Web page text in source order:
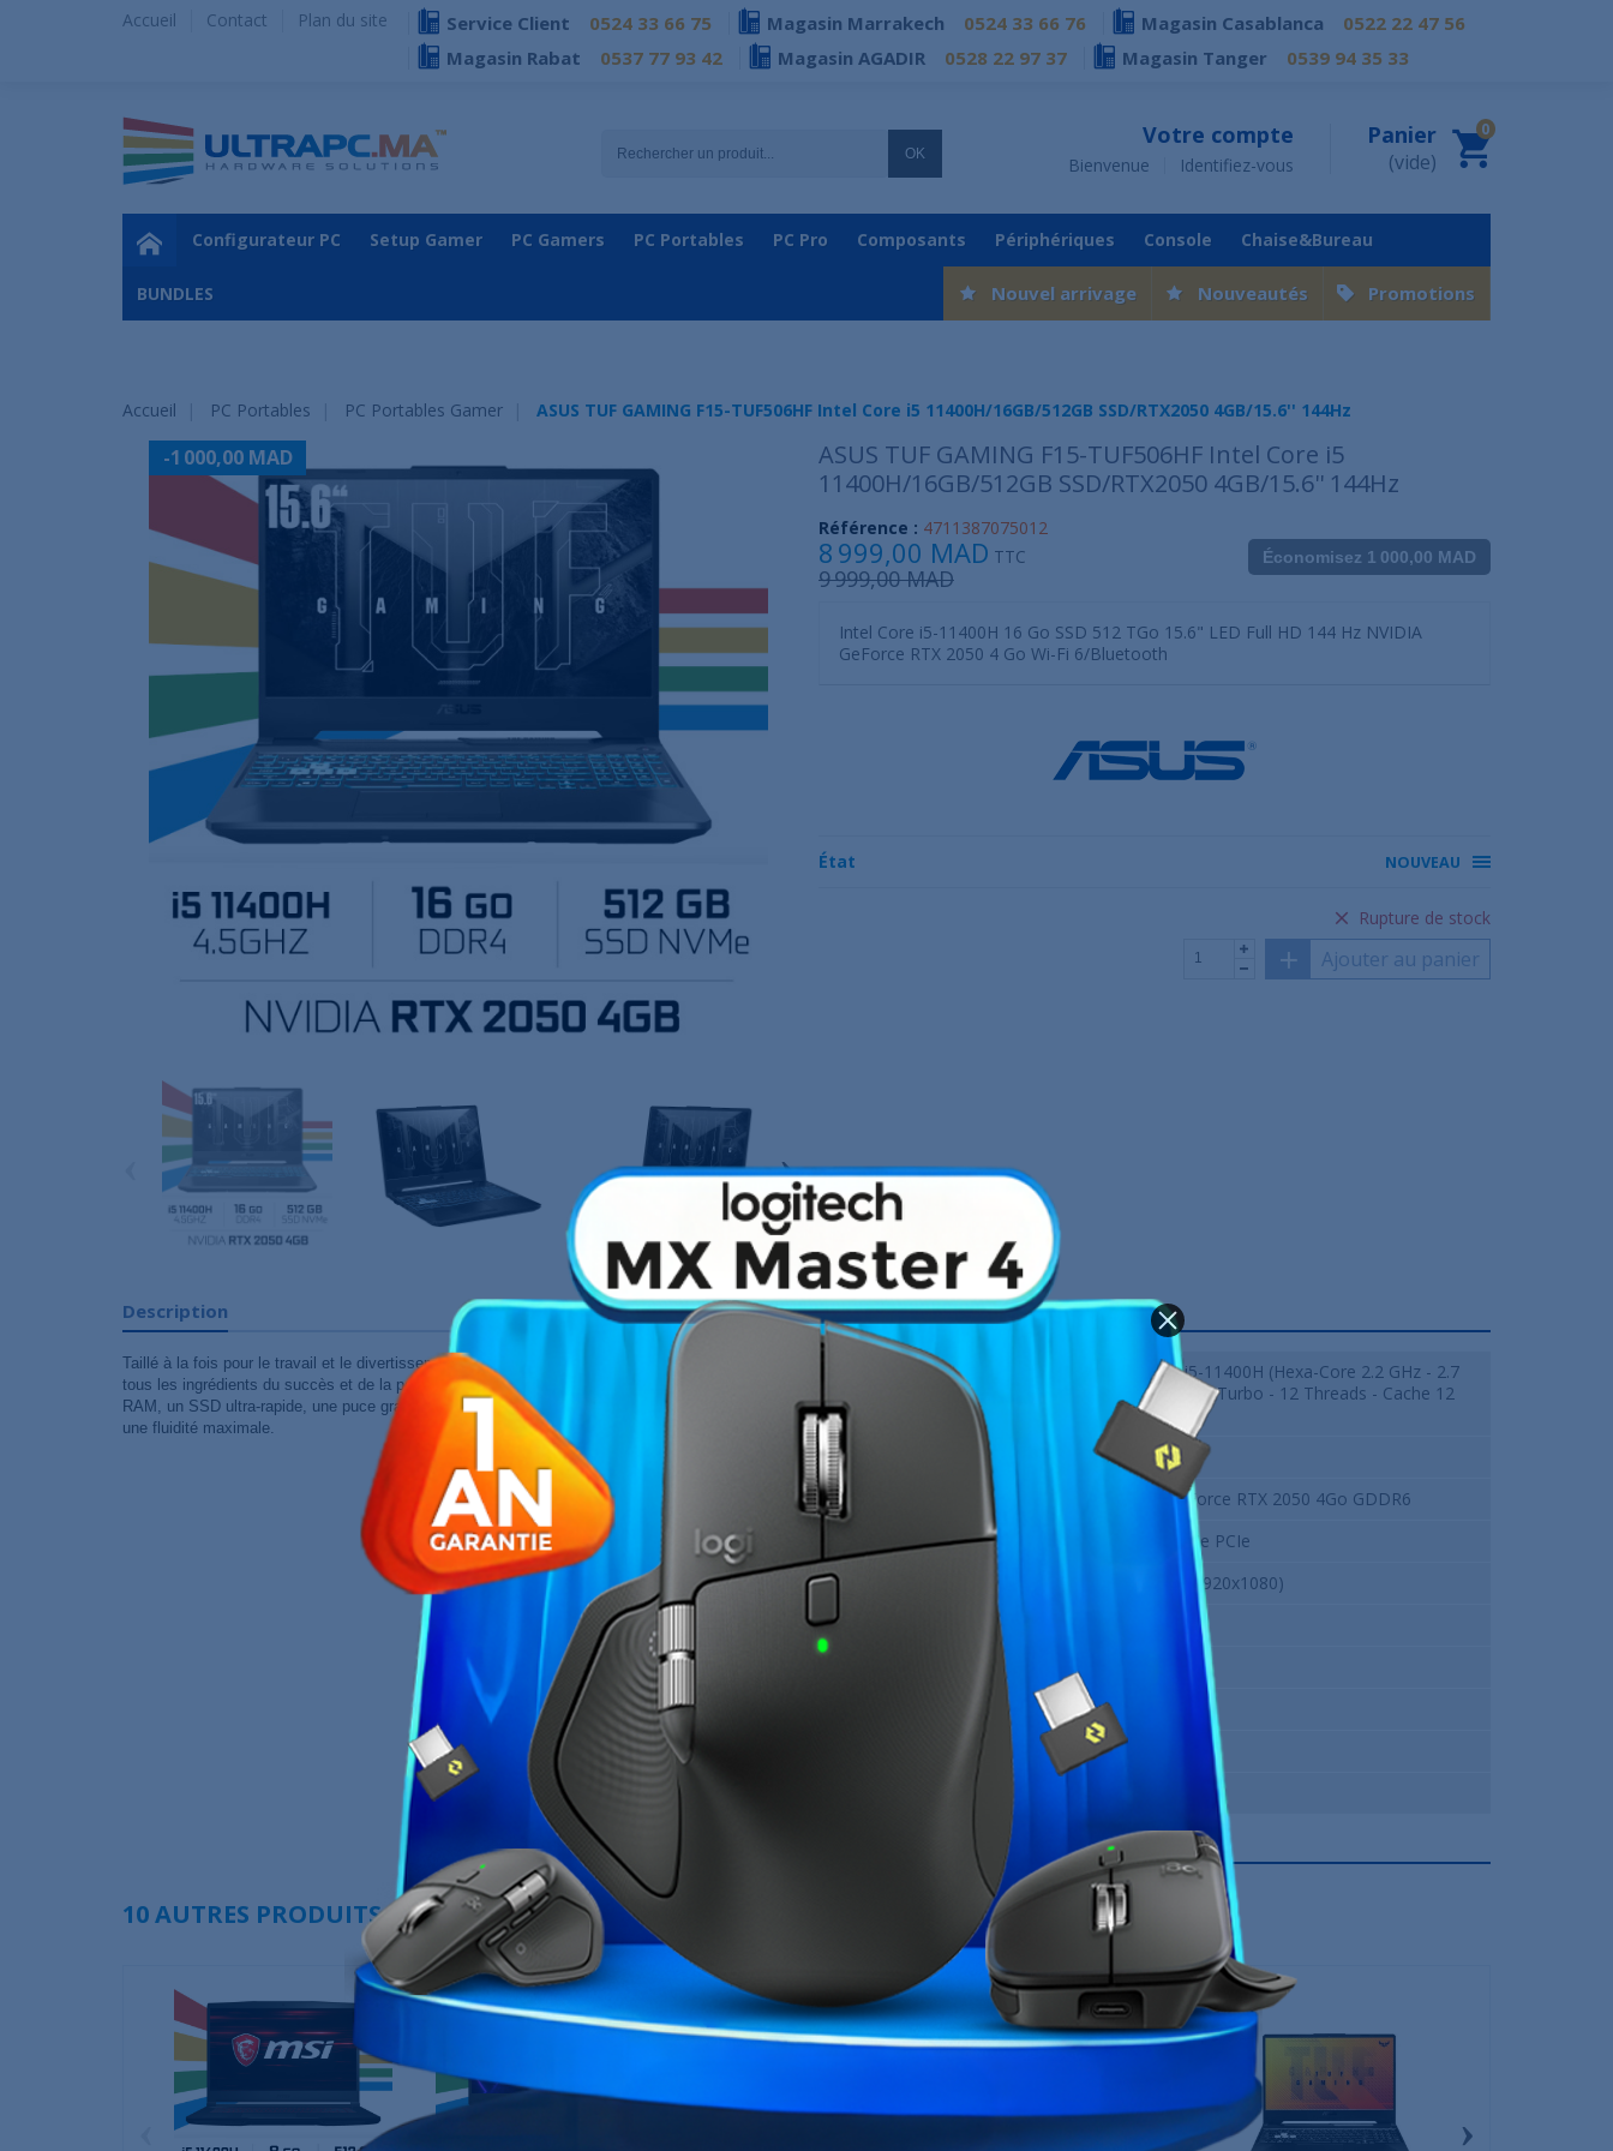
Accueil Contact Plan du site Service Client 0524 33 66 75 Magasin Marrakech 0524 33 66 76 Magasin Casablanca
0522 22 47 56
Magasin Rabat
0537 77 93 42 Magasin AGADIR 0528 22 97 37 Magasin Tanger 0539 94 35 33
OK
Panier
(vide)
0
Votre compte
Bienvenue Identifiez-vous
Promotions
Nouveautés
Nouvel arrivage
Configurateur PC Setup Gamer PC Gamers PC Portables PC Pro Composants Périphériques Console Chaise&Bureau
BUNDLES
Accueil PC Portables PC Portables Gamer ASUS TUF GAMING F15-TUF506HF Intel Core i5 11400H/16GB/512GB SSD/RTX2050 4GB/15.6'' 144Hz
-1 000,00 MAD
›
ASUS TUF GAMING F15-TUF506HF Intel Core i5
11400H/16GB/512GB SSD/RTX2050 4GB/15.6'' 144Hz
Référence : 4711387075012
Économisez 1 000,00 MAD
8 999,00 MAD TTC
9 999,00 MAD
Intel Core i5-11400H 16 Go SSD 512 TGo 15.6" LED Full HD 144 Hz NVIDIA
GeForce RTX 2050 4 Go Wi-Fi 6/Bluetooth
État NOUVEAU
Rupture de stock
Ajouter au panier
Description
Taillé à la fois pour le travail et le divertissement, cePC portable ASUS TUF F15
tous les ingrédients du succès et de la performance : un puissant processeur, beaucoup de
RAM, un SSD ultra-rapide, une puce graphique performante et un
écran Full HD 144 Hz
une fluidité maximale.
Fiche technique
Type de Processeur
Intel Core i5-11400H (Hexa-Core 2.2 GHz - 2.7
GHz / 4.5 GHz Turbo - 12 Threads - Cache 12
Mo)
Capacité RAM
16 Go DDR4
Chipset graphique
NVIDIA GeForce RTX 2050 4Go GDDR6
512GB NVMe PCIe
Ecran
15.6" FHD (1920x1080)
Clavier
Système d'exploitation
Intel Core i5
ASUS
Références spécifiques
10 AUTRES PRODUITS DANS LA MÊME CATÉGORIE :
›